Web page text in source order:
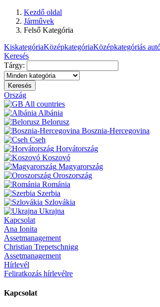
Kezdő oldal
Járművek
Felső Kategória
KiskategóriaKözépkategóriaKözépkategóriás
Keresés
Tárgy:
Keresés
Ország
All countries
Albánia
Belorusz
Bosznia-Hercegovina
Cseh
Horvátország
Koszovó
Magyarország
Oroszország
Románia
Szerbia
Szlovákia
Ukrajna
Kapcsolat
Ana Ionita
Assetmanagement
Christian Trepetschnigg
Assetmanagement
Hírlevél
Feliratkozás hírlevélre
Kapcsolat